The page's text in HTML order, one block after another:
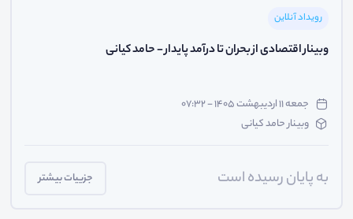
رویداد آنلاین
وبینار اقتصادی از بحران تا درآمد پایدار - حامد کیانی
جمعه ۱۱ اردیبهشت ۱۴۰۵ - ۰۷:۳۲
وبینار حامد کیانی
به پایان رسیده است جزییات بیشتر